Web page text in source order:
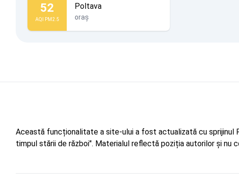
52
AQI PM2.5
Poltava
oraș
Această funcționalitate a site-ului a fost actualizată cu sprijinul
timpul stării de război". Materialul reflectă poziția autorilor și nu